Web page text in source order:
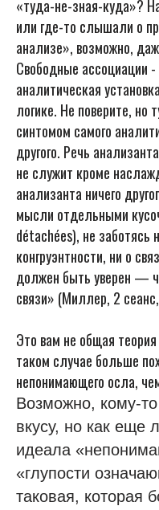
«туда-не-зная-куда»?
или где-то слышали о
анализе», возможно,
Свободные ассоциации
аналитическая
логике. Не поверите, но
синтомом самого
другого. Речь
не служит кроме
анализанта ничего
мысли отдельными
détachées), не заботясь
конгруэнтности, ни о
должен быть уверен —
связи» (Миллер, 2
Это вам не общая
таком случае больше
непонимающего осла,
Возможно, кому-
вкусу, но как еще
идеала
«глупости
таковая, которая